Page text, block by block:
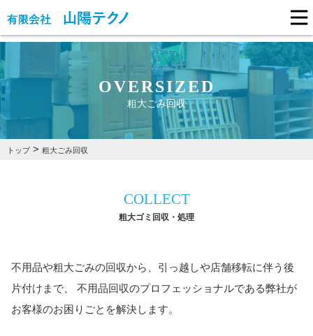
OVERSIZED
粗大ごみ回収
トップ> 粗大ごみ回収
COLLECT
粗大ゴミ回収・処理
不用品や粗大ごみの回収から、引っ越しや店舗移転に伴う後
片付けまで、
不用品回収のプロフェッショナルである弊社が
お客様のお困りごとを解決します。